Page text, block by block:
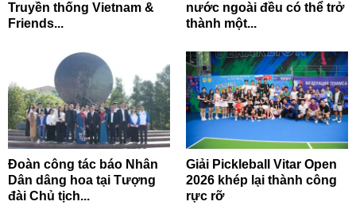
Truyền thống Vietnam &
Friends...
nước ngoài đều có thể trở
thành một...
Đoàn công tác báo Nhân
Dân dâng hoa tại Tượng
đài Chủ tịch...
Giải Pickleball Vitar Open
2026 khép lại thành công
rực rỡ